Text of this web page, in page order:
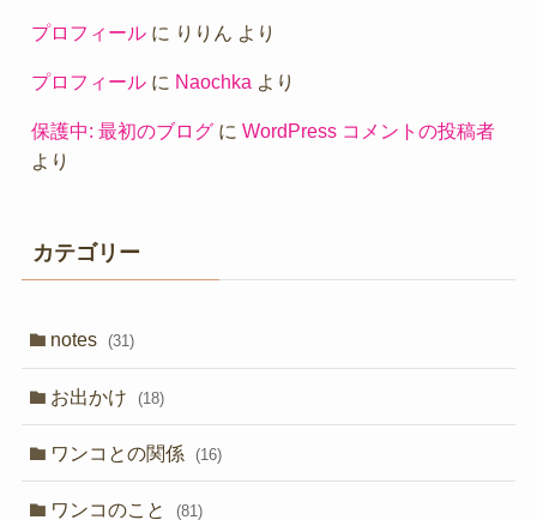
プロフィールに りりん より
プロフィールに Naochka より
保護中: 最初のブログに WordPress コメントの投稿者
より
カテゴリー
notes (31)
お出かけ (18)
ワンコとの関係 (16)
ワンコのこと (81)